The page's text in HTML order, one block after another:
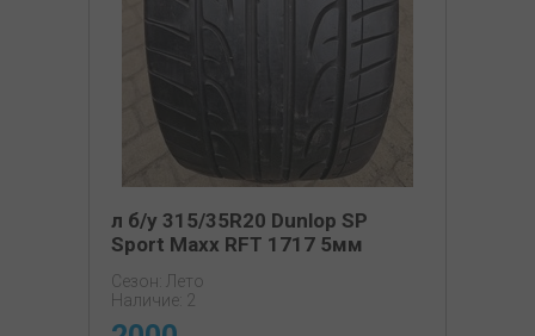
л б/у 315/35R20 Dunlop SP
Sport Maxx RFT 1717 5мм
Сезон: Лето
Наличие: 2